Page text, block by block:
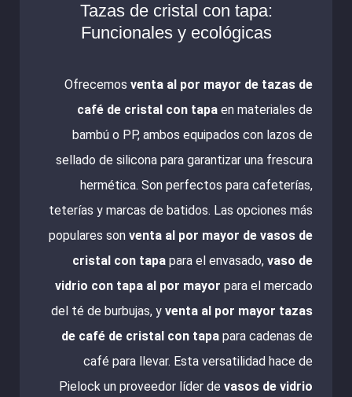
5
Tazas de cristal con tapa:
Funcionales y ecológicas
Ofrecemos venta al por mayor de tazas de
café de cristal con tapa en materiales de
bambú o PP, ambos equipados con lazos de
sellado de silicona para garantizar una frescura
hermética. Son perfectos para cafeterías,
teterías y marcas de batidos. Las opciones más
populares son venta al por mayor de vasos de
cristal con tapa para el envasado, vaso de
vidrio con tapa al por mayor para el mercado
del té de burbujas, y venta al por mayor tazas
de café de cristal con tapa para cadenas de
café para llevar. Esta versatilidad hace de
Pielock un proveedor líder de vasos de vidrio